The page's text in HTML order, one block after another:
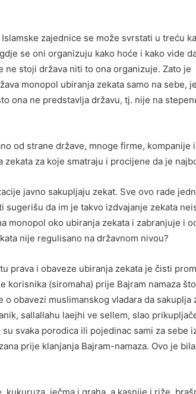
zajednice se može svrstati u treću
se oni organizuju kako hoće i kako vide
stoji država niti to ona organizuje. Zato je
monopol ubiranja zekata samo na sebe,
ona ne predstavlja državu, tj. nije na
od strane države, mnoge firme, kompanije
za koje smatraju i procijene da je
javno sakupljaju zekat. Sve ovo rade
da im je takvo izdvajanje zekata
monopol oko ubiranja zekata i zabranjuje i
nije regulisano na državnom nivou?
prava i obaveze ubiranja zekata je čisti
(siromaha) prije Bajram namaza
obavezi muslimanskog vladara da sakuplja
sallallahu laejhi ve sellem, slao
svaka porodica ili pojedinac sami za sebe
prije klanjanja Bajram-namaza. Ovo je